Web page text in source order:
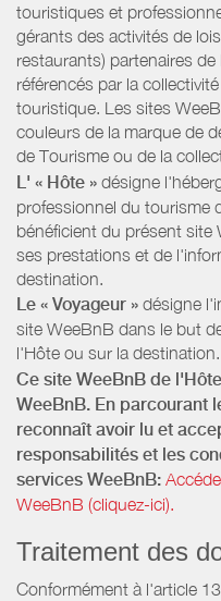
touristiques et
gérants des activités de
restaurants) partenaires de
référencés par la
touristique. Les sites
couleurs de la marque de
de Tourisme ou de la
L' « Hôte » désigne
professionnel du tourisme
bénéficient du présent site
ses prestations et de
destination.
Le « Voyageur » désigne
site WeeBnB dans le but
l'Hôte ou sur la destination.
Ce site WeeBnB de
WeeBnB. En parcourant
reconnaît avoir lu et
responsabilités et les
services WeeBnB:
WeeBnB (cliquez-ici).
Traitement des
Conformément à l'article